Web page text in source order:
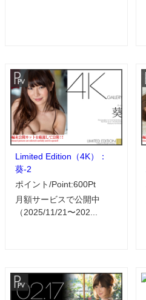
Limited Edition（4K）：
葵-2
ポイント/Point:600Pt
月額サービスで公開中
（2025/11/21〜202...